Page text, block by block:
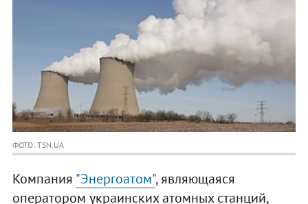
ФОТО: TSN.UA
Компания "Энергоатом", являющаяся
оператором украинских атомных станций,